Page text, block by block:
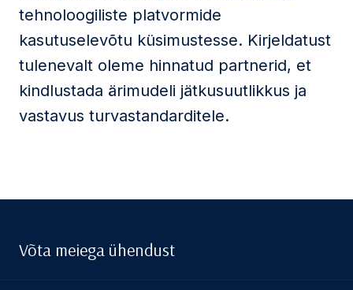
tehnoloogiliste platvormide
kasutuselevõtu küsimustesse. Kirjeldatust
tulenevalt oleme hinnatud partnerid, et
kindlustada ärimudeli jätkusuutlikkus ja
vastavus turvastandarditele.
Võta meiega ühendust